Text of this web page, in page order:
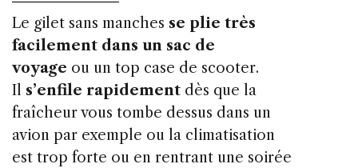
Le gilet sans manches se plie très
facilement dans un sac de
voyage ou un top case de scooter.
Il s’enfile rapidement dès que la
fraîcheur vous tombe dessus dans un
avion par exemple ou la climatisation
est trop forte ou en rentrant une soirée